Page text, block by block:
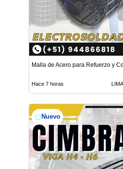
Malla de Acero para Refuerzo y
Hace 7 horas LIMA
Nuevo